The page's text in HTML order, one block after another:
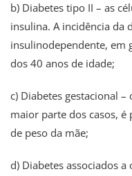
b) Diabetes tipo II – as
insulina. A incidência da
insulinodependente, em
dos 40 anos de idade;
c) Diabetes gestacional
maior parte dos casos,
de peso da mãe;
d) Diabetes associados